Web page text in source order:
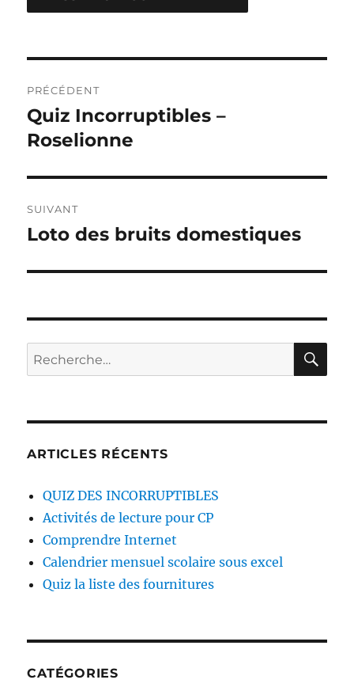
de
l’article
PRÉCÉDENT
Publication
précédente :
Quiz Incorruptibles –
Roselionne
SUIVANT
Publication
Loto des bruits domestiques
Recherche
pour :
ARTICLES RÉCENTS
QUIZ DES INCORRUPTIBLES
Activités de lecture pour CP
Comprendre Internet
Calendrier mensuel scolaire sous excel
Quiz la liste des fournitures
CATÉGORIES